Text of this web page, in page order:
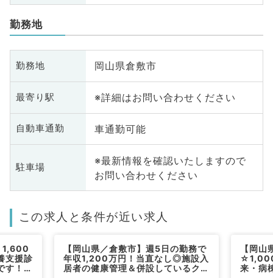
勤務地
勤務地 岡山県倉敷市
最寄り駅 ※詳細はお問い合わせください
自動車通勤 車通勤可能
駐車場
※最新情報を確認いたしますので
お問い合わせください
この求人と条件が近い求人
1,600
支援診
す！
【岡山県／倉敷市】週5日の勤務で
年収1,200万円！当直なし◎施設入
居者の健康管理＆併設しているクリ
【岡
来・病